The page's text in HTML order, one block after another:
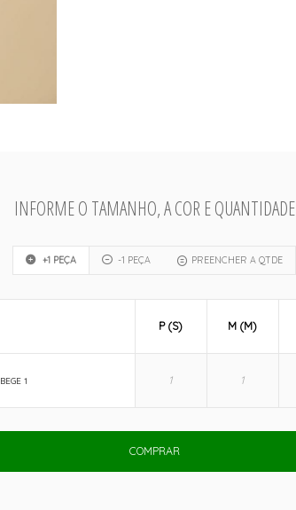
INFORME O TAMANHO, A COR E QUANTIDADE
+1 PEÇA -1 PEÇA PREENCHER A QTDE
BEGE 1
P (S) M (M)
COMPRAR